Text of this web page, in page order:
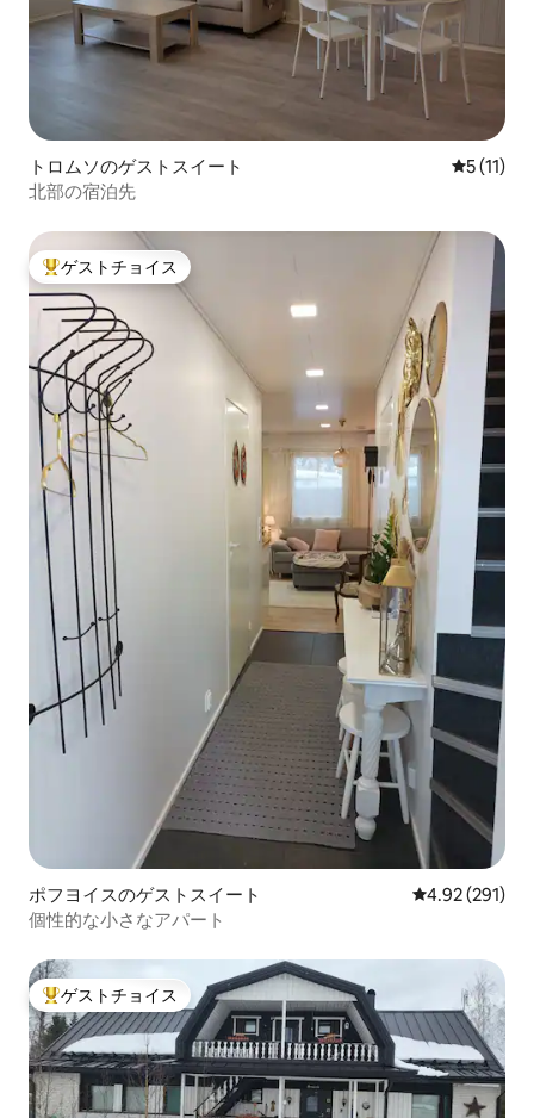
トロムソのゲストスイート レビュー
5 (11)
北部の宿泊先
大好評のゲストチョイスです。
ゲストチョイス
ポフヨイスのゲストスイート レビュー291
4.92 (291)
個性的な小さなアパート
大好評のゲストチョイスです。
ゲストチョイス